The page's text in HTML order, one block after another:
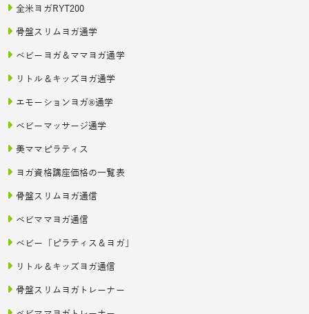
全米ヨガRYT200
骨盤スリムヨガ通学
ベビーヨガ＆ママヨガ通学
リトル＆キッズヨガ通学
エモーションヨガ®通学
ベビーマッサージ通学
美ママピラティス
ヨガ資格講座価格の一覧表
骨盤スリムヨガ通信
ベビママヨガ通信
ベビー「ピラティス＆ヨガ」
リトル＆キッズヨガ通信
骨盤スリムヨガトレーナー